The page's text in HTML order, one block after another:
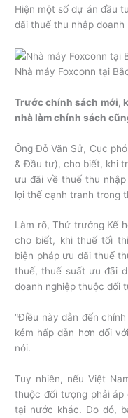
Hiện một số dự án đầu
đãi thuế thu nhập doanh
Nhà máy Foxconn tại
Trước chính sách mới,
nhà làm chính sách
Ông Đỗ Văn Sử, Cục
& Đầu tư), cho biết, khi
ưu đãi về thuế thu
lợi thế cạnh tranh trong
Làm rõ, Thứ trưởng Kế
cho biết, khi thuế tối
biện pháp ưu đãi thuế
thuế, thuế suất ưu đãi
doanh nghiệp thuộc đối
“Điều này dẫn đến
kém hấp dẫn hơn đối
nói.
Tuy nhiên, nếu Việt
thuộc đối tượng phải áp
tại nước khác. Do đó,